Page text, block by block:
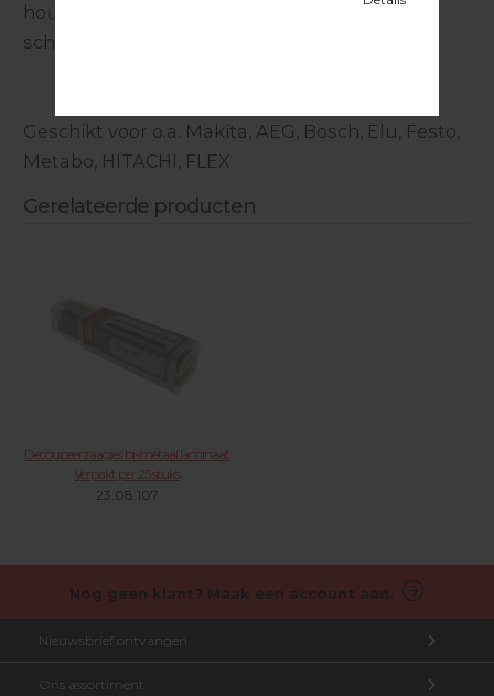
houtmaterialen. Zaagbladen geschikt voor
schone, haakse zaagsnede.
Geschikt voor o.a. Makita, AEG, Bosch, Elu, Festo,
Metabo, HITACHI, FLEX
Gerelateerde producten
Decoupeerzaagjes bi-metaal laminaat
Verpakt per 25 stuks
23.08.107
Nog geen klant? Maak een account aan.
Nieuwsbrief ontvangen
Ons assortiment